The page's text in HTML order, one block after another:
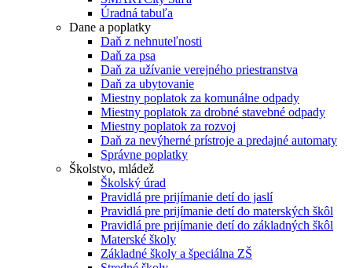
Úradná tabuľa
Dane a poplatky
Daň z nehnuteľnosti
Daň za psa
Daň za užívanie verejného priestranstva
Daň za ubytovanie
Miestny poplatok za komunálne odpady
Miestny poplatok za drobné stavebné odpady
Miestny poplatok za rozvoj
Daň za nevýherné prístroje a predajné automaty
Správne poplatky
Školstvo, mládež
Školský úrad
Pravidlá pre prijímanie detí do jaslí
Pravidlá pre prijímanie detí do materských škôl
Pravidlá pre prijímanie detí do základných škôl
Materské školy
Základné školy a špeciálna ZŠ